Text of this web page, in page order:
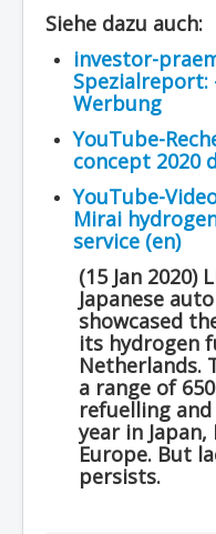
Siehe dazu auch:
investor-
Spezialreport:
Werbung
YouTube-
concept 2020
YouTube-
Mirai
service (en)
(15 Jan 2020)
Japanese
showcased
its hydrogen
Netherlands.
a range of
refuelling
year in
Europe. But
persists.